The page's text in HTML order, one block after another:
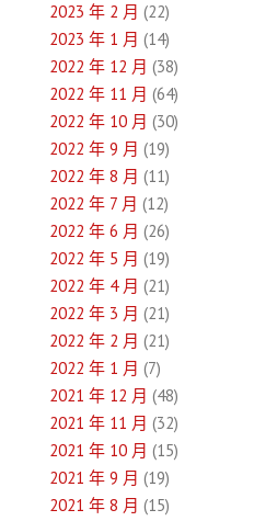
2023 年 2 月 (22)
2023 年 1 月 (14)
2022 年 12 月 (38)
2022 年 11 月 (64)
2022 年 10 月 (30)
2022 年 9 月 (19)
2022 年 8 月 (11)
2022 年 7 月 (12)
2022 年 6 月 (26)
2022 年 5 月 (19)
2022 年 4 月 (21)
2022 年 3 月 (21)
2022 年 2 月 (21)
2022 年 1 月 (7)
2021 年 12 月 (48)
2021 年 11 月 (32)
2021 年 10 月 (15)
2021 年 9 月 (19)
2021 年 8 月 (15)